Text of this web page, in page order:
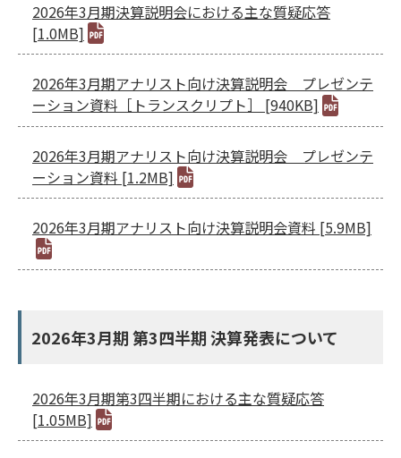
電子公告
汚染防止
自然再興
生物多様性タイムライン
水の安全保障
社会
人権尊重
サプライチェーン・マネジメント
ガバナンス
コーポレートガバナンス
コンプライアンス
2026年3月期決算説明会における主な質疑応答
[1.0MB]
2026年3月期アナリスト向け決算説明会 プレゼンテ
ーション資料［トランスクリプト］ [940KB]
2026年3月期アナリスト向け決算説明会 プレゼンテ
ーション資料 [1.2MB]
2026年3月期アナリスト向け決算説明会資料 [5.9MB]
2026年3月期 第3四半期 決算発表について
2026年3月期第3四半期における主な質疑応答
[1.05MB]